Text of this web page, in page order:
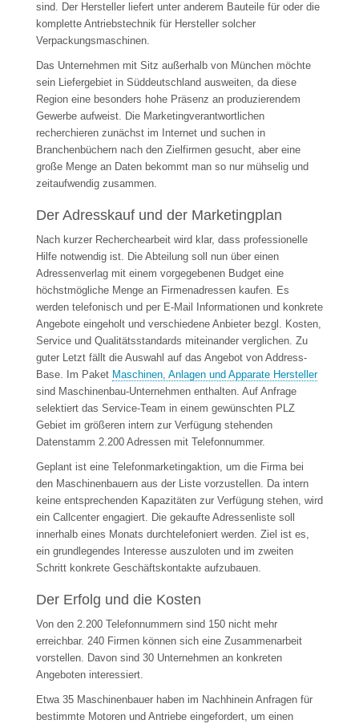
sind. Der Hersteller liefert unter anderem Bauteile für oder die
komplette Antriebstechnik für Hersteller solcher
Verpackungsmaschinen.
Das Unternehmen mit Sitz außerhalb von München möchte
sein Liefergebiet in Süddeutschland ausweiten, da diese
Region eine besonders hohe Präsenz an produzierendem
Gewerbe aufweist. Die Marketingverantwortlichen
recherchieren zunächst im Internet und suchen in
Branchenbüchern nach den Zielfirmen gesucht, aber eine
große Menge an Daten bekommt man so nur mühselig und
zeitaufwendig zusammen.
Der Adresskauf und der Marketingplan
Nach kurzer Recherchearbeit wird klar, dass professionelle
Hilfe notwendig ist. Die Abteilung soll nun über einen
Adressenverlag mit einem vorgegebenen Budget eine
höchstmögliche Menge an Firmenadressen kaufen. Es
werden telefonisch und per E-Mail Informationen und konkrete
Angebote eingeholt und verschiedene Anbieter bezgl. Kosten,
Service und Qualitätsstandards miteinander verglichen. Zu
guter Letzt fällt die Auswahl auf das Angebot von Address-
Base. Im Paket Maschinen, Anlagen und Apparate Hersteller
sind Maschinenbau-Unternehmen enthalten. Auf Anfrage
selektiert das Service-Team in einem gewünschten PLZ
Gebiet im größeren intern zur Verfügung stehenden
Datenstamm 2.200 Adressen mit Telefonnummer.
Geplant ist eine Telefonmarketingaktion, um die Firma bei
den Maschinenbauern aus der Liste vorzustellen. Da intern
keine entsprechenden Kapazitäten zur Verfügung stehen, wird
ein Callcenter engagiert. Die gekaufte Adressenliste soll
innerhalb eines Monats durchtelefoniert werden. Ziel ist es,
ein grundlegendes Interesse auszuloten und im zweiten
Schritt konkrete Geschäftskontakte aufzubauen.
Der Erfolg und die Kosten
Von den 2.200 Telefonnummern sind 150 nicht mehr
erreichbar. 240 Firmen können sich eine Zusammenarbeit
vorstellen. Davon sind 30 Unternehmen an konkreten
Angeboten interessiert.
Etwa 35 Maschinenbauer haben im Nachhinein Anfragen für
bestimmte Motoren und Antriebe eingefordert, um einen